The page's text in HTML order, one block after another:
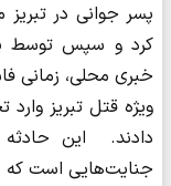
پسر جوانی در
کرد و سپس توسط
خبری محلی، زمانی
ویژه قتل تبریز
دادند. این
جنایت‌هایی است که